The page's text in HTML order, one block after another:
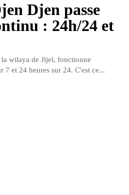
Djen passe
: 24h/24 et
wilaya de Jijel, fonctionne
7 et 24 heures sur 24. C'est ce...